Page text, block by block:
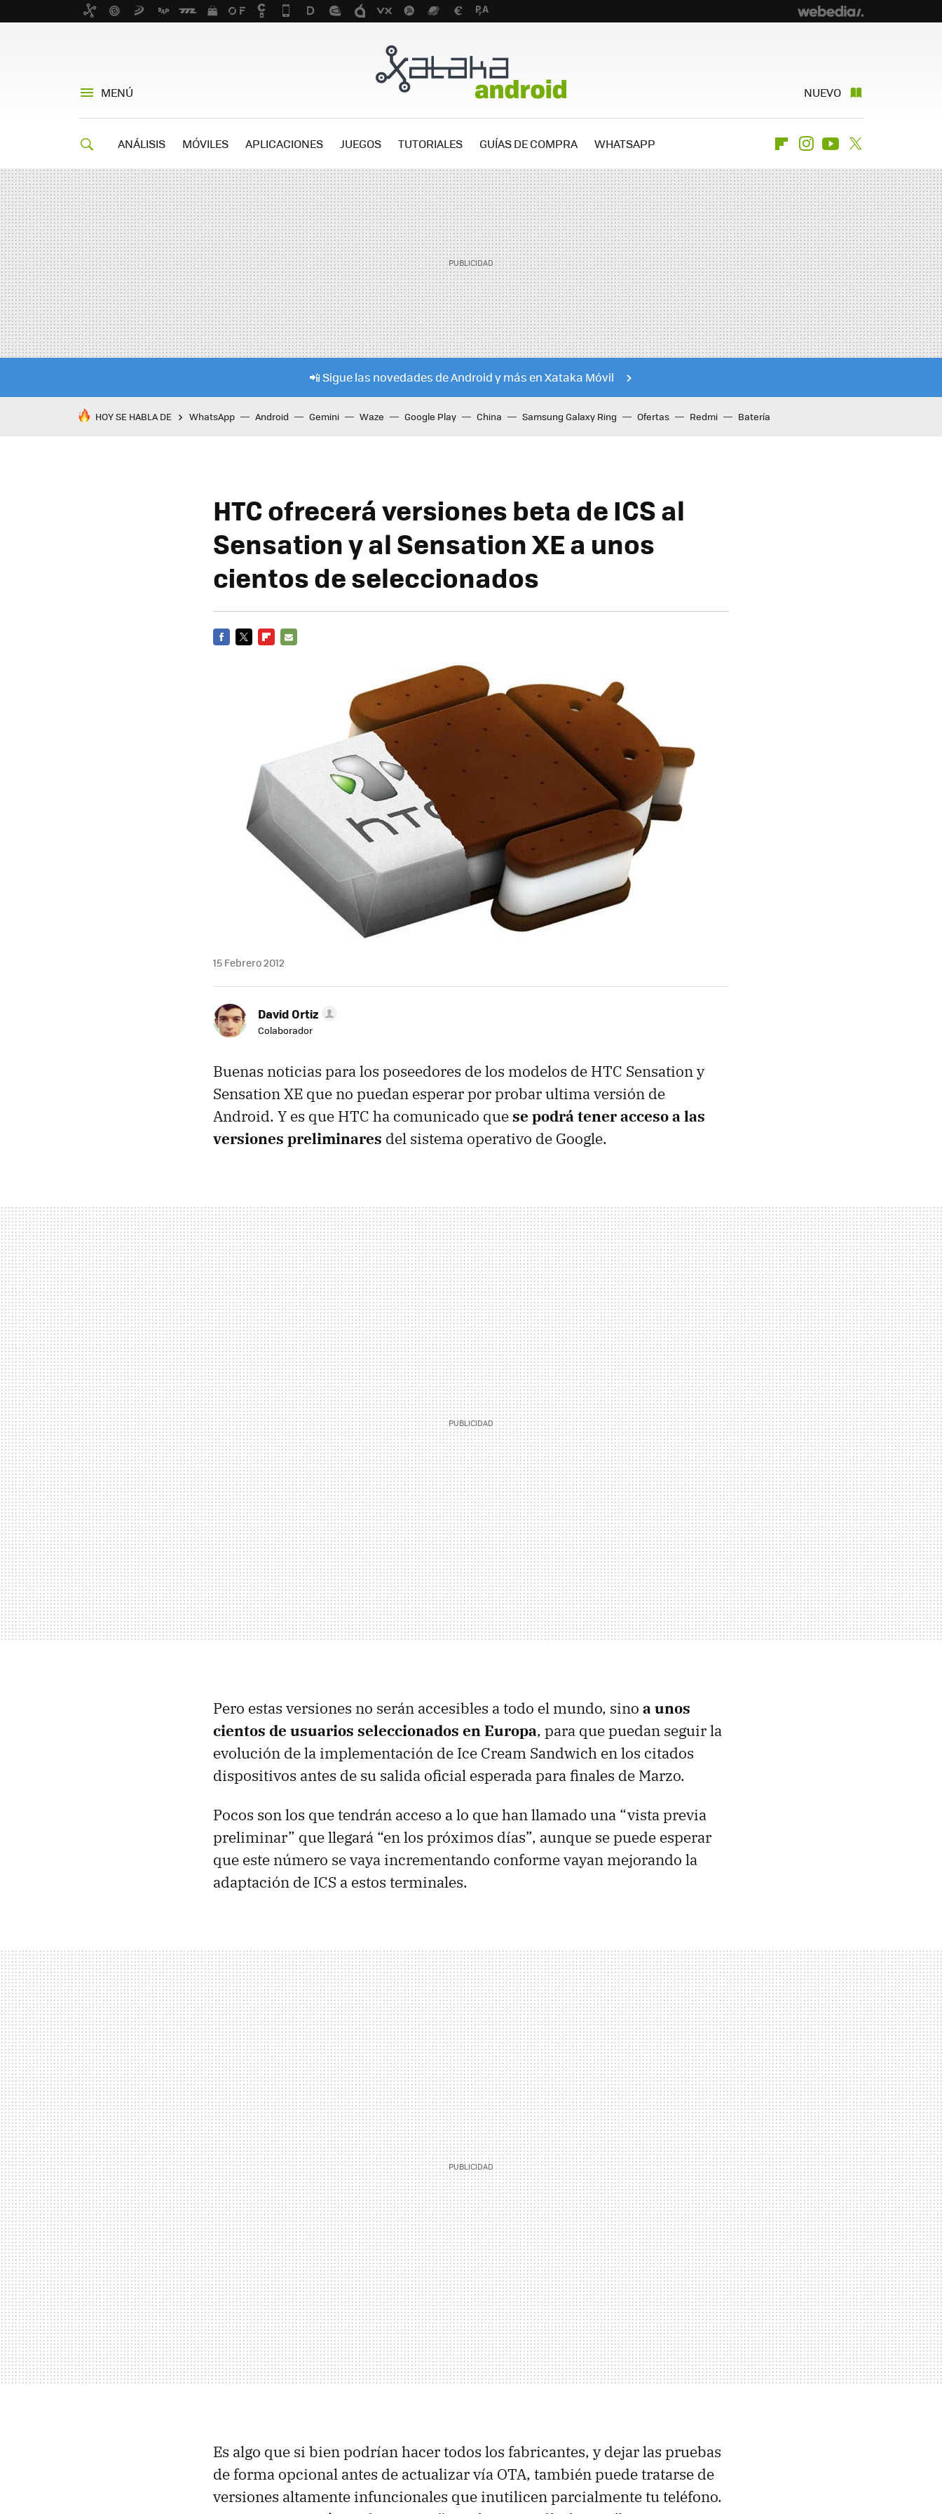
MENÚ NUEVO
ANÁLISIS MÓVILES APLICACIONES JUEGOS TUTORIALES GUÍAS DE COMPRA WHATSAPP FlipboardInstagramYoutube
📲 Sigue las novedades de Android y más en Xataka Móvil
HOY SE HABLA DE WhatsApp Android Gemini Waze Google Play China Samsung Galaxy Ring Ofertas Redmi Batería
HTC ofrecerá versiones beta de ICS al
Sensation y al Sensation XE a unos
cientos de seleccionados
15 Febrero 2012
David Ortiz
Colaborador
Buenas noticias para los poseedores de los modelos de HTC Sensation y
Sensation XE que no puedan esperar por probar ultima versión de
Android. Y es que HTC ha comunicado quese podrá tener acceso a las
versiones preliminares del sistema operativo de Google.
Pero estas versiones no serán accesibles a todo el mundo, sino a unos
cientos de usuarios seleccionados en Europa, para que puedan seguir la
evolución de la implementación de Ice Cream Sandwich en los citados
dispositivos antes de su salida oficial esperada para finales de Marzo.
Pocos son los que tendrán acceso a lo que han llamado una “vista previa
preliminar” que llegará “en los próximos días”, aunque se puede esperar
que este número se vaya incrementando conforme vayan mejorando la
adaptación de ICS a estos terminales.
Es algo que si bien podrían hacer todos los fabricantes, y dejar las pruebas
de forma opcional antes de actualizar vía OTA, también puede tratarse de
versiones altamente infuncionales que inutilicen parcialmente tu teléfono.